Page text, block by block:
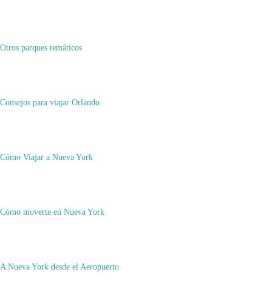
Otros parques temáticos
Consejos para viajar Orlando
Cómo Viajar a Nueva York
Cómo moverte en Nueva York
A Nueva York desde el Aeropuerto